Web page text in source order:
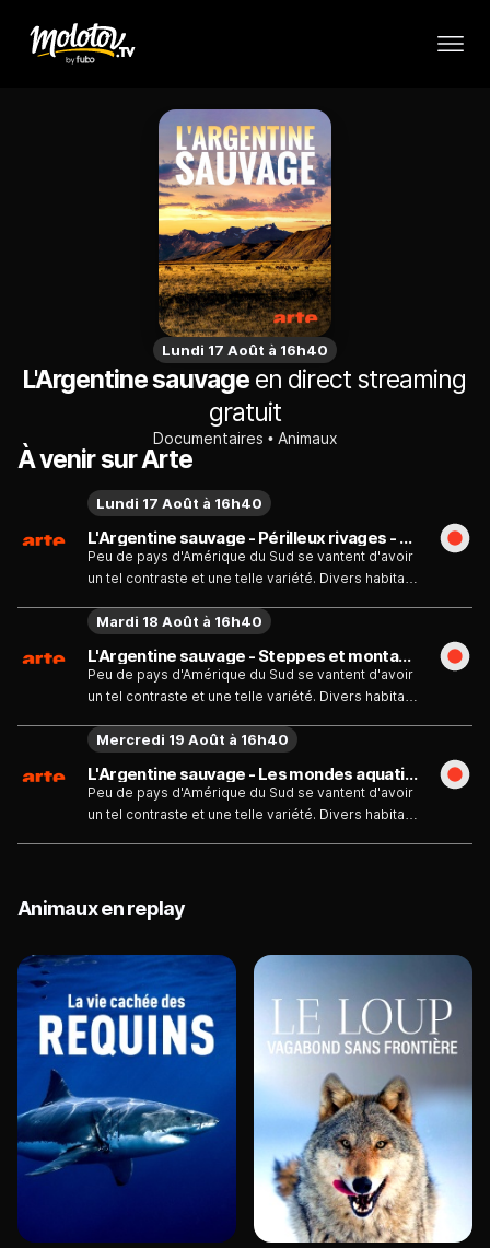
Lundi 17 Août à 16h40
L'Argentine sauvageen direct streaming
gratuit
Documentaires Animaux
À venir sur Arte
L'Argentine sauvage - Périlleux rivages - Émission du lundi 17 août
Peu de pays d'Amérique du Sud se vantent d'avoir
un tel contraste et une telle variété. Divers habitats
sommets enneigés des Andes, les marais salants,
d'Iguazu, les marais humides d'Ibera et les prairies
de la Pampa abritent une étonnante faune - des
tatous et guanacos.
Lundi 17 Août à 16h40
L'Argentine sauvage - Steppes et montagnes - Émission du mardi 18 août
Peu de pays d'Amérique du Sud se vantent d'avoir
un tel contraste et une telle variété. Divers habitats
sommets enneigés des Andes, les marais salants,
d'Iguazu, les marais humides d'Ibera et les prairies
de la Pampa abritent une étonnante faune - des
tatous et guanacos.
Mardi 18 Août à 16h40
L'Argentine sauvage - Les mondes aquatiques - Émission du mercredi 19 août
Peu de pays d'Amérique du Sud se vantent d'avoir
un tel contraste et une telle variété. Divers habitats
d'Iguazu, les marais humides d'Ibera et les prairies
de la Pampa abritent une étonnante faune - des
tatous et guanacos.
Mercredi 19 Août à 16h40
Animaux en replay